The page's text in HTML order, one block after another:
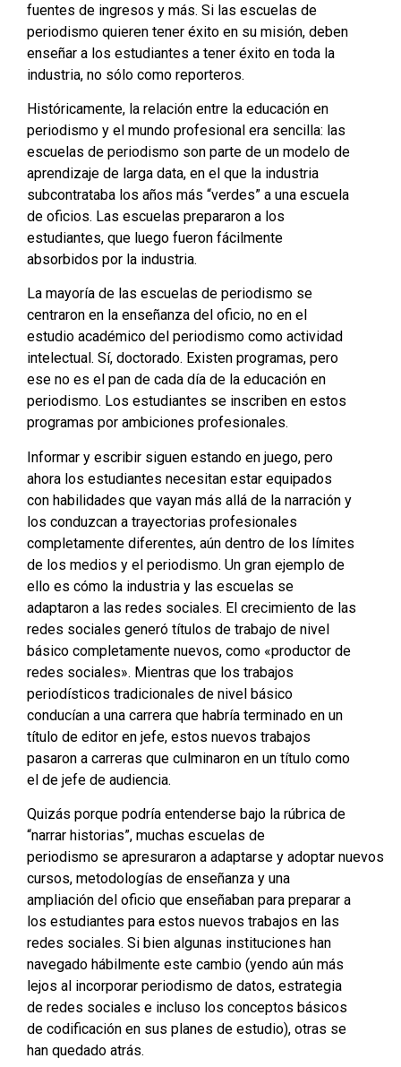
fuentes de ingresos y más. Si las escuelas de
periodismo quieren tener éxito en su misión, deben
enseñar a los estudiantes a tener éxito en toda la
industria, no sólo como reporteros.
Históricamente, la relación entre la educación en
periodismo y el mundo profesional era sencilla: las
escuelas de periodismo son parte de un modelo de
aprendizaje de larga data, en el que la industria
subcontrataba los años más “verdes” a una escuela
de oficios. Las escuelas prepararon a los
estudiantes, que luego fueron fácilmente
absorbidos por la industria.
La mayoría de las escuelas de periodismo se
centraron en la enseñanza del oficio, no en el
estudio académico del periodismo como actividad
intelectual. Sí, doctorado. Existen programas, pero
ese no es el pan de cada día de la educación en
periodismo. Los estudiantes se inscriben en estos
programas por ambiciones profesionales.
Informar y escribir siguen estando en juego, pero
ahora los estudiantes necesitan estar equipados
con habilidades que vayan más allá de la narración y
los conduzcan a trayectorias profesionales
completamente diferentes, aún dentro de los límites
de los medios y el periodismo. Un gran ejemplo de
ello es cómo la industria y las escuelas se
adaptaron a las redes sociales. El crecimiento de las
redes sociales generó títulos de trabajo de nivel
básico completamente nuevos, como «productor de
redes sociales». Mientras que los trabajos
periodísticos tradicionales de nivel básico
conducían a una carrera que habría terminado en un
título de editor en jefe, estos nuevos trabajos
pasaron a carreras que culminaron en un título como
el de jefe de audiencia.
Quizás porque podría entenderse bajo la rúbrica de
“narrar historias”, muchas escuelas de
periodismo se apresuraron a adaptarse y adoptar nuevos
cursos, metodologías de enseñanza y una
ampliación del oficio que enseñaban para preparar a
los estudiantes para estos nuevos trabajos en las
redes sociales. Si bien algunas instituciones han
navegado hábilmente este cambio (yendo aún más
lejos al incorporar periodismo de datos, estrategia
de redes sociales e incluso los conceptos básicos
de codificación en sus planes de estudio), otras se
han quedado atrás.